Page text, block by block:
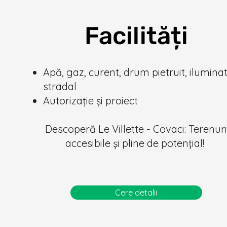
Facilități
Apă, gaz, curent, drum pietruit, iluminat
stradal
Autorizație și proiect
Descoperă Le Villette - Covaci: Terenuri
accesibile și pline de potențial!
Cere detalii